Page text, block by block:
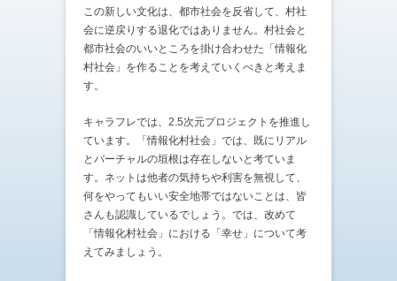
この新しい文化は、都市社会を反省して、村社
会に逆戻りする退化ではありません。村社会と
都市社会のいいところを掛け合わせた「情報化
村社会」を作ることを考えていくべきと考えま
す。
キャラフレでは、2.5次元プロジェクトを推進し
ています。「情報化村社会」では、既にリアル
とバーチャルの垣根は存在しないと考ていま
す。ネットは他者の気持ちや利害を無視して、
何をやってもいい安全地帯ではないことは、皆
さんも認識しているでしょう。では、改めて
「情報化村社会」における「幸せ」について考
えてみましょう。